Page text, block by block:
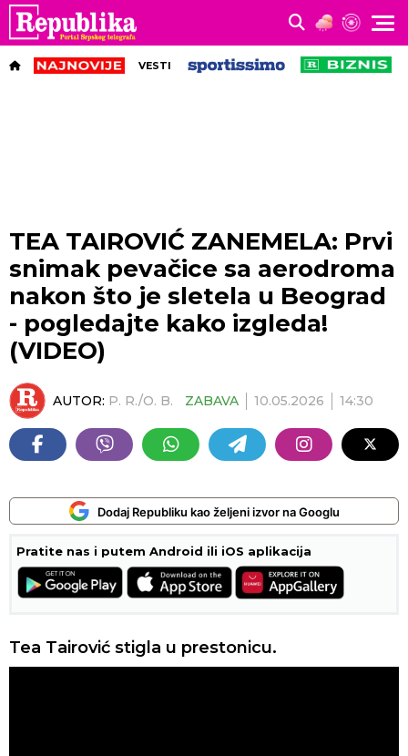
VESTI
TEA TAIROVIĆ ZANEMELA: Prvi
snimak pevačice sa aerodroma
nakon što je sletela u Beograd
- pogledajte kako izgleda!
(VIDEO)
AUTOR: P. R./O. B. ZABAVA 10.05.2026 14:30
Dodaj Republiku kao željeni izvor na Googlu
Pratite nas i putem Android ili iOS aplikacija
Tea Tairović stigla u prestonicu.